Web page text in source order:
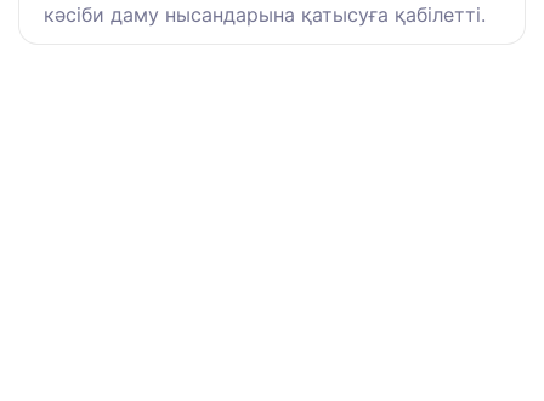
кәсіби даму нысандарына қатысуға қабілетті.